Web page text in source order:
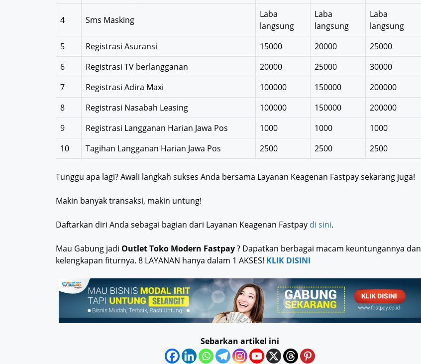
4 Sms Masking
Laba
langsung
Laba
langsung
Laba
langsung
5
Registrasi Asuransi 15000 20000
25000
6
Registrasi TV berlangganan 20000 25000
30000
7
Registrasi Adira Maxi 100000 150000
200000
8
Registrasi Nasabah Leasing 100000 150000
200000
9
Registrasi Langganan Harian Jawa Pos 1000 1000
1000
10
Tagihan Langganan Harian Jawa Pos 2500 2500 2500
Tunggu apa lagi? Awali langkah sukses Anda bersama Layanan Keagenan Fastpay sekarang juga!
Makin banyak transaksi, makin untung!
Daftarkan diri Anda sebagai bagian dari Layanan Keagenan Fastpay di sini.
Mau Gabung jadi Outlet Toko Modern Fastpay? Dapatkan berbagai macam keuntungannya dan
kelengkapan fiturnya. 8 LAYANAN hanya dalam 1 AKSES! KLIK DISINI
Sebarkan artikel ini